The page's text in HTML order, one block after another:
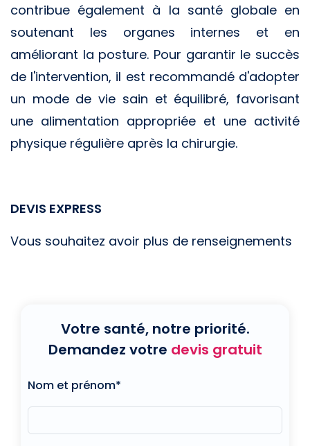
contribue également à la santé globale en
soutenant les organes internes et en
améliorant la posture. Pour garantir le succès
de l'intervention, il est recommandé d'adopter
un mode de vie sain et équilibré, favorisant
une alimentation appropriée et une activité
physique régulière après la chirurgie.
DEVIS EXPRESS
Vous souhaitez avoir plus de renseignements
Votre santé, notre priorité.
Demandez votre devis gratuit
Nom et prénom*